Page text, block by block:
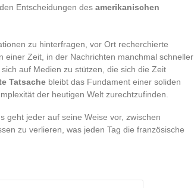
Entscheidungen des amerikanischen
zu hinterfragen, vor Ort recherchierte
einer Zeit, in der Nachrichten manchmal schneller
auf Medien zu stützen, die sich die Zeit
Tatsache bleibt das Fundament einer soliden
der heutigen Welt zurechtzufinden.
geht jeder auf seine Weise vor, zwischen
zu verlieren, was jeden Tag die französische